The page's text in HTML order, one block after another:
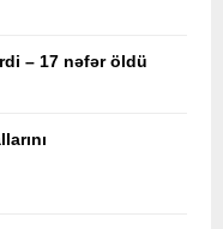
– 17 nəfər öldü